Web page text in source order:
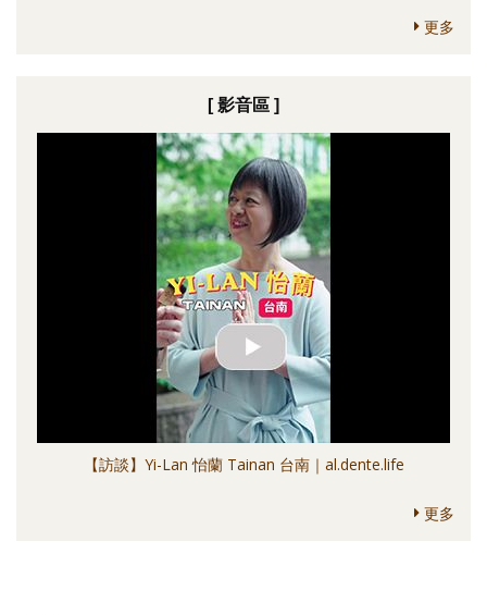
更多
[ 影音區 ]
【訪談】Yi-Lan 怡蘭 Tainan 台南｜al.dente.life
更多